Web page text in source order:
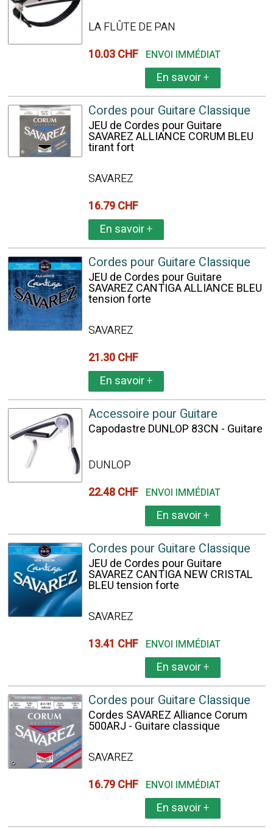
LA FLÛTE DE PAN
10.03 CHF ENVOI IMMÉDIAT
En savoir+
Cordes pour Guitare Classique
JEU de Cordes pour Guitare
SAVAREZ ALLIANCE CORUM BLEU
tirant fort
SAVAREZ
16.79 CHF
En savoir+
Cordes pour Guitare Classique
JEU de Cordes pour Guitare
SAVAREZ CANTIGA ALLIANCE BLEU
tension forte
SAVAREZ
21.30 CHF
En savoir+
Accessoire pour Guitare
Capodastre DUNLOP 83CN - Guitare
DUNLOP
22.48 CHF ENVOI IMMÉDIAT
En savoir+
Cordes pour Guitare Classique
JEU de Cordes pour Guitare
SAVAREZ CANTIGA NEW CRISTAL
BLEU tension forte
SAVAREZ
13.41 CHF ENVOI IMMÉDIAT
En savoir+
Cordes pour Guitare Classique
Cordes SAVAREZ Alliance Corum
500ARJ - Guitare classique
SAVAREZ
16.79 CHF ENVOI IMMÉDIAT
En savoir+